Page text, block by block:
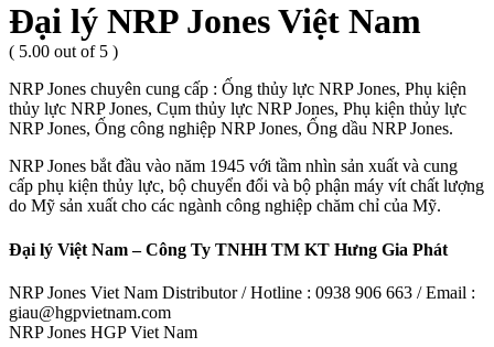
Đại lý NRP Jones Việt Nam
( 5.00 out of 5 )
NRP Jones chuyên cung cấp : Ống thủy lực NRP Jones, Phụ kiện
thủy lực NRP Jones, Cụm thủy lực NRP Jones, Phụ kiện thủy lực
NRP Jones, Ống công nghiệp NRP Jones, Ống dầu NRP Jones.
NRP Jones bắt đầu vào năm 1945 với tầm nhìn sản xuất và cung
cấp phụ kiện thủy lực, bộ chuyển đổi và bộ phận máy vít chất lượng
do Mỹ sản xuất cho các ngành công nghiệp chăm chỉ của Mỹ.
Đại lý Việt Nam – Công Ty TNHH TM KT Hưng Gia Phát
NRP Jones Viet Nam Distributor / Hotline : 0938 906 663 / Email :
giau@hgpvietnam.com
NRP Jones HGP Viet Nam